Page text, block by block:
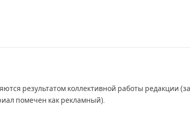
результатом коллективной работы редакции (за
помечен как рекламный).